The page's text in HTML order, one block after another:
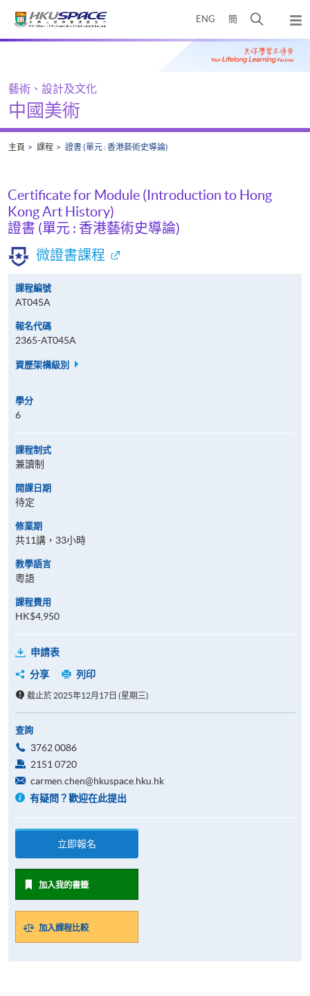
ENG 簡
開
搜
尋
彈
出
主
Main
藝術、設計及文化
中國美術
主頁 課程 證書 (單元 : 香港藝術史導論)
Certificate for Module (Introduction to Hong
Kong Art History)
證書 (單元 : 香港藝術史導論)
微證書課程
課程編號
AT045A
報名代碼
2365-AT045A
資歷架構級別
學分
6
課程制式
兼讀制
開課日期
待定
修業期
共11講，33小時
教學語言
粵語
課程費用
HK$4,950
申請表
分享
列印
截止於 2025年12月17日 (星期三)
查詢
3762 0086
2151 0720
carmen.chen@hkuspace.hku.hk
有疑問？歡迎在此提出
立即報名
加入我的書籤
加入課程比較